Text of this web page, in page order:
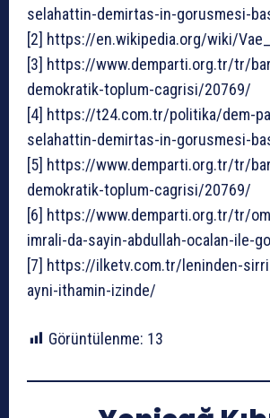
selahattin-demirtas-in-gorusmesi-
[2] https://en.wikipedia.org/wiki/
[3] https://www.demparti.org.tr/tr/
demokratik-toplum-cagrisi/20769/
[4] https://t24.com.tr/politika/dem-
selahattin-demirtas-in-gorusmesi-
[5] https://www.demparti.org.tr/tr/
demokratik-toplum-cagrisi/20769/
[6] https://www.demparti.org.tr/tr/
imrali-da-sayin-abdullah-ocalan-ile-
[7] https://ilketv.com.tr/leninden-
ayni-ithamin-izinde/
Görüntülenme: 13